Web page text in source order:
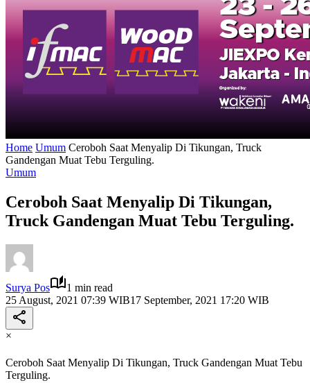
Home Umum Ceroboh Saat Menyalip Di Tikungan, Truck
Gandengan Muat Tebu Terguling.
Umum
Ceroboh Saat Menyalip Di Tikungan,
Truck Gandengan Muat Tebu Terguling.
Surya Pos
1 min read
25 August, 2021 07:39 WIB17 September, 2021 17:20 WIB
×
Ceroboh Saat Menyalip Di Tikungan, Truck Gandengan Muat Tebu
Terguling.